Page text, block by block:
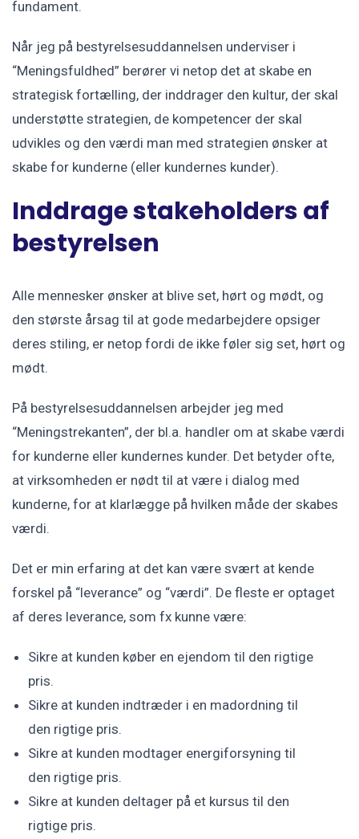
fundament.
Når jeg på bestyrelsesuddannelsen underviser i
“Meningsfuldhed” berører vi netop det at skabe en
strategisk fortælling, der inddrager den kultur, der skal
understøtte strategien, de kompetencer der skal
udvikles og den værdi man med strategien ønsker at
skabe for kunderne (eller kundernes kunder).
Inddrage stakeholders af
bestyrelsen
Alle mennesker ønsker at blive set, hørt og mødt, og
den største årsag til at gode medarbejdere opsiger
deres stiling, er netop fordi de ikke føler sig set, hørt og
mødt.
På bestyrelsesuddannelsen arbejder jeg med
“Meningstrekanten”, der bl.a. handler om at skabe værdi
for kunderne eller kundernes kunder. Det betyder ofte,
at virksomheden er nødt til at være i dialog med
kunderne, for at klarlægge på hvilken måde der skabes
værdi.
Det er min erfaring at det kan være svært at kende
forskel på “leverance” og “værdi”. De fleste er optaget
af deres leverance, som fx kunne være:
Sikre at kunden køber en ejendom til den rigtige
pris.
Sikre at kunden indtræder i en madordning til
den rigtige pris.
Sikre at kunden modtager energiforsyning til
den rigtige pris.
Sikre at kunden deltager på et kursus til den
rigtige pris.